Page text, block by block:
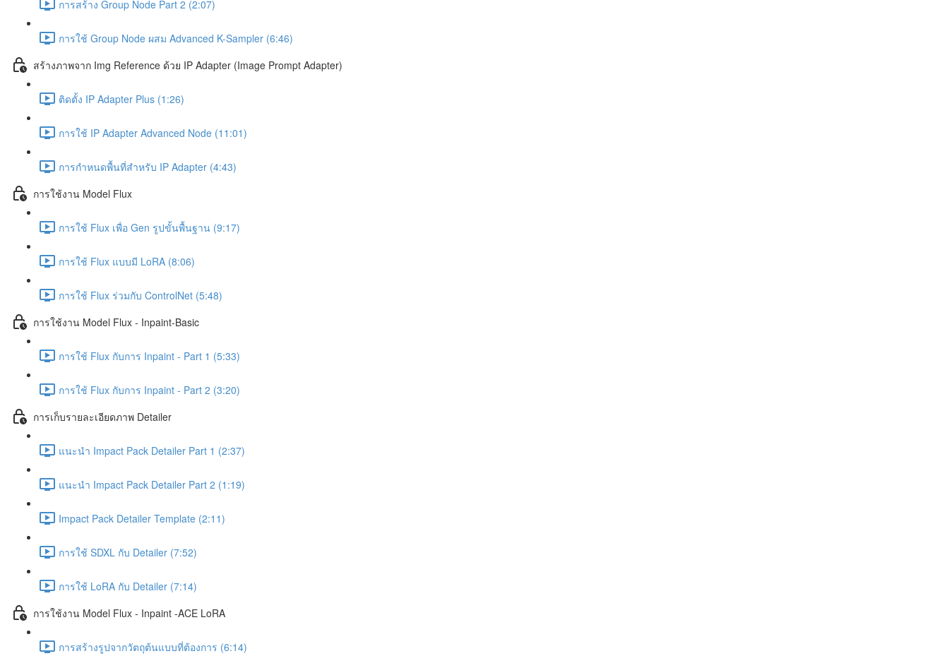
การสร้าง Group Node Part 2 (2:07)
การใช้ Group Node ผสม Advanced K-Sampler (6:46)
สร้างภาพจาก Img Reference ด้วย IP Adapter (Image Prompt Adapter)
ติดตั้ง IP Adapter Plus (1:26)
การใช้ IP Adapter Advanced Node (11:01)
การกำหนดพื้นที่สำหรับ IP Adapter (4:43)
การใช้งาน Model Flux
การใช้ Flux เพื่อ Gen รูปขั้นพื้นฐาน (9:17)
การใช้ Flux แบบมี LoRA (8:06)
การใช้ Flux ร่วมกับ ControlNet (5:48)
การใช้งาน Model Flux - Inpaint-Basic
การใช้ Flux กับการ Inpaint - Part 1 (5:33)
การใช้ Flux กับการ Inpaint - Part 2 (3:20)
การเก็บรายละเอียดภาพ Detailer
แนะนำ Impact Pack Detailer Part 1 (2:37)
แนะนำ Impact Pack Detailer Part 2 (1:19)
Impact Pack Detailer Template (2:11)
การใช้ SDXL กับ Detailer (7:52)
การใช้ LoRA กับ Detailer (7:14)
การใช้งาน Model Flux - Inpaint -ACE LoRA
การสร้างรูปจากวัตถุต้นแบบที่ต้องการ (6:14)